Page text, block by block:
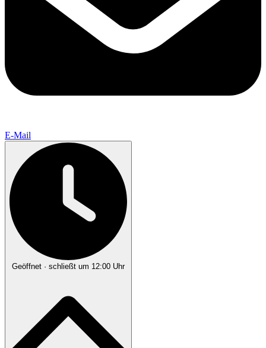
E-Mail
Geöffnet · schließt um 12:00 Uhr